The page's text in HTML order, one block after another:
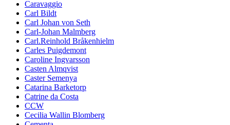
Caravaggio
Carl Bildt
Carl Johan von Seth
Carl-Johan Malmberg
Carl.Reinhold Bråkenhielm
Carles Puigdemont
Caroline Ingvarsson
Casten Almqvist
Caster Semenya
Catarina Barketorp
Catrine da Costa
CCW
Cecilia Wallin Blomberg